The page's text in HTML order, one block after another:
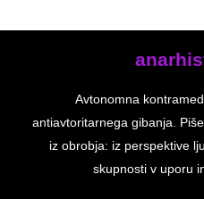
Avtonomna
antiavtoritarnega gibanja.
iz obrobja: iz perspektive
skupnosti v uporu